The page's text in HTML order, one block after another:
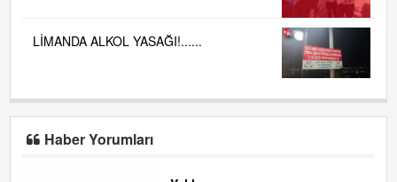
LİMANDA ALKOL YASAĞI!......
Haber Yorumları